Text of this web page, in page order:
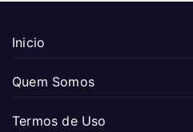
Inicio
Quem Somos
Termos de Uso